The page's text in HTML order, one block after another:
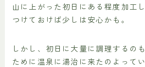
山に上がった初日にある程度加工
つけておけば少しは安心かも。
しかし、初日に大量に調理するの
ために温泉に湯治に来たのよってい